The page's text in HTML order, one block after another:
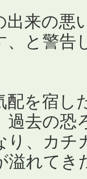
出来の
、と警告
を宿し
過去の恐
り、カチ
溢れてき